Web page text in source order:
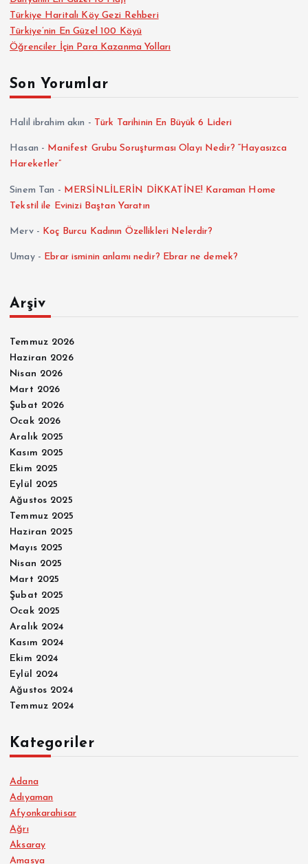
Türkiye Haritalı Köy Gezi Rehberi
Türkiye’nin En Güzel 100 Köyü
Öğrenciler İçin Para Kazanma Yolları
Son Yorumlar
Halil ibrahim akın - Türk Tarihinin En Büyük 6 Lideri
Hasan - Manifest Grubu Soruşturması Olayı Nedir? “Hayasızca
Hareketler”
Sinem Tan - MERSİNLİLERİN DİKKATİNE! Karaman Home
Tekstil ile Evinizi Baştan Yaratın
Merv- Koç Burcu Kadının Özellikleri Nelerdir?
Umay- Ebrar isminin anlamı nedir? Ebrar ne demek?
Arşiv
Temmuz 2026
Haziran 2026
Nisan 2026
Mart 2026
Şubat 2026
Ocak 2026
Aralık 2025
Kasım 2025
Ekim 2025
Eylül 2025
Ağustos 2025
Temmuz 2025
Haziran 2025
Mayıs 2025
Nisan 2025
Mart 2025
Şubat 2025
Ocak 2025
Aralık 2024
Kasım 2024
Ekim 2024
Eylül 2024
Ağustos 2024
Temmuz 2024
Kategoriler
Adana
Adıyaman
Afyonkarahisar
Ağrı
Aksaray
Amasya